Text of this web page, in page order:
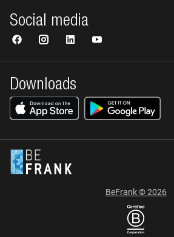
Downloads
Social media
BeFrank © 2026